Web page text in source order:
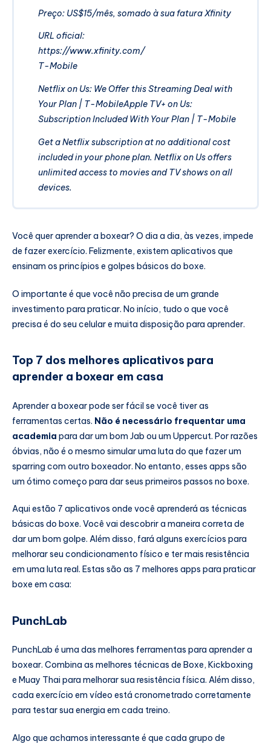
Preço: US$15/mês, somado à sua fatura Xfinity
URL oficial:
https://www.xfinity.com/
T-Mobile
Netflix on Us: We Offer this Streaming Deal with
Your Plan | T-MobileApple TV+ on Us:
Subscription Included With Your Plan | T-Mobile
Get a Netflix subscription at no additional cost
included in your phone plan. Netflix on Us offers
unlimited access to movies and TV shows on all
devices.
Você quer aprender a boxear? O dia a dia, às vezes, impede
de fazer exercício. Felizmente, existem aplicativos que
ensinam os princípios e golpes básicos do boxe.
O importante é que você não precisa de um grande
investimento para praticar. No início, tudo o que você
precisa é do seu celular e muita disposição para aprender.
Top 7 dos melhores aplicativos para
aprender a boxear em casa
Aprender a boxear pode ser fácil se você tiver as
ferramentas certas. Não é necessário frequentar uma
academia para dar um bom Jab ou um Uppercut. Por razões
óbvias, não é o mesmo simular uma luta do que fazer um
sparring com outro boxeador. No entanto, esses apps são
um ótimo começo para dar seus primeiros passos no boxe.
Aqui estão 7 aplicativos onde você aprenderá as técnicas
básicas do boxe. Você vai descobrir a maneira correta de
dar um bom golpe. Além disso, fará alguns exercícios para
melhorar seu condicionamento físico e ter mais resistência
em uma luta real. Estas são as 7 melhores apps para praticar
boxe em casa:
PunchLab
PunchLab é uma das melhores ferramentas para aprender a
boxear. Combina as melhores técnicas de Boxe, Kickboxing
e Muay Thai para melhorar sua resistência física. Além disso,
cada exercício em vídeo está cronometrado corretamente
para testar sua energia em cada treino.
Algo que achamos interessante é que cada grupo de